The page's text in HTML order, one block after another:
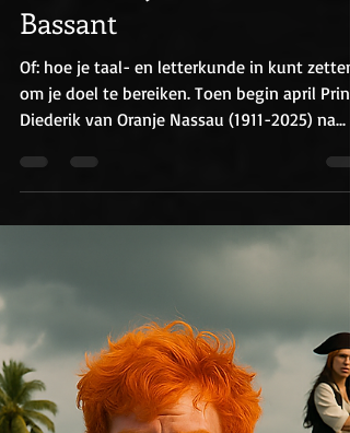
werking van taal. Door
Bassant
Of: hoe je taal- en letterkunde in kunt zetten
om je doel te bereiken. Toen begin april Prins